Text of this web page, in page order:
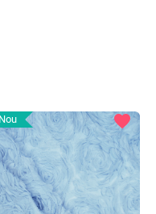
Nou favorite